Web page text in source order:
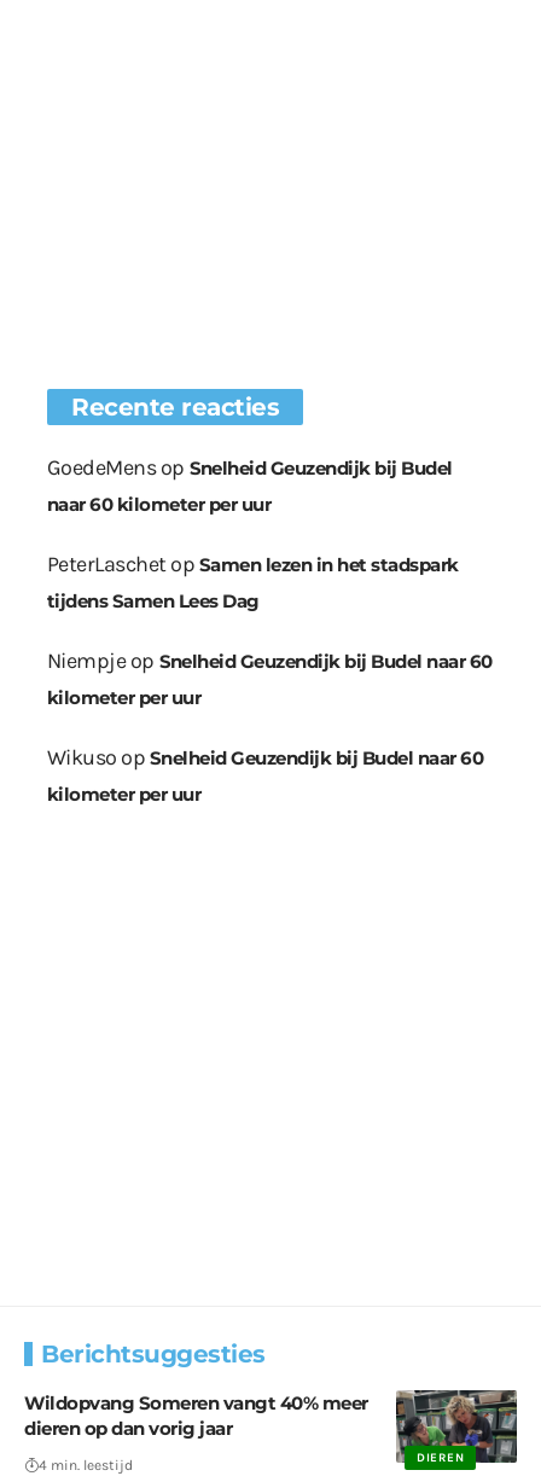
Recente reacties
GoedeMensop Snelheid Geuzendijk bij Budel
naar 60 kilometer per uur
PeterLaschetop Samen lezen in het stadspark
tijdens Samen Lees Dag
Niempjeop Snelheid Geuzendijk bij Budel naar 60
kilometer per uur
Wikuso op Snelheid Geuzendijk bij Budel naar 60
kilometer per uur
Berichtsuggesties
DIEREN
Wildopvang Someren vangt 40% meer
dieren op dan vorig jaar
4 min. leestijd